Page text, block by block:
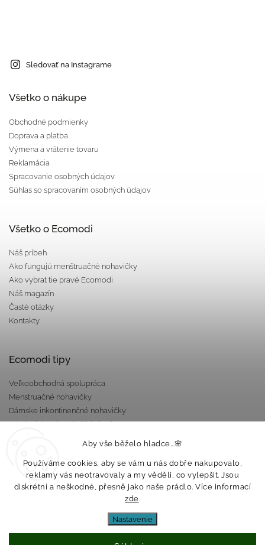
Aby vše běželo hladce...🌸
Používáme cookies, aby se vám u nás dobře nakupovalo,
reklamy vás neotravovaly a my věděli, co vylepšit. Jsou
diskrétní a neškodné, přesně jako naše prádlo. Více informací
zde.
Nastavenie
Sledovať na Instagrame
Všetko o nákupe
Obchodné podmienky
Doprava a platba
Výmena a vrátenie tovaru
Reklamácia
Spracovanie osobných údajov
Súhlas so spracovaním osobných údajov
Všetko o Ecomodi
Náš príbeh
Ako fungujú menštruačné nohavičky
Ako vybrat tie pravé Ecomodi
Náš magazín
Časté otázky
Kontakty
Ecomodi tipy
Veľkoobchodná spolupráca
Menstruačné nohavičky
Dámske inkontinenčné nohavičky
Pánska inkontinenčná bielizeň